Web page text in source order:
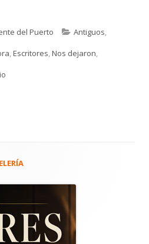
del Puerto Categorías
Antiguos,
,Escritores,Nos dejaron,